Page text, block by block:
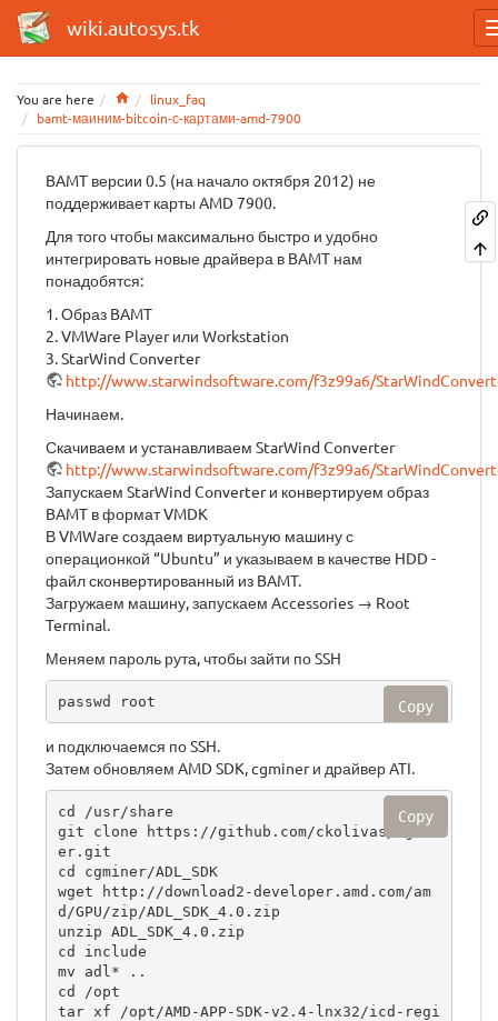
wiki.autosys.tk
You are here Homelinux_faq
bamt-маиним-bitcoin-с-картами-amd-7900
BAMT версии 0.5 (на начало октября 2012) не
поддерживает карты AMD 7900.
Для того чтобы максимально быстро и удобно
интегрировать новые драйвера в BAMT нам
понадобятся:
1. Образ BAMT
2. VMWare Player или Workstation
3. StarWind Converter
http://www.starwindsoftware.com/f3z99a6/
Начинаем.
Скачиваем и устанавливаем StarWind Converter
http://www.starwindsoftware.com/f3z99a6/
Запускаем StarWind Converter и конвертируем образ
BAMT в формат VMDK
В VMWare создаем виртуальную машину с
операционкой “Ubuntu” и указываем в качестве HDD -
файл сконвертированный из BAMT.
Загружаем машину, запускаем Accessories → Root
Terminal.
Меняем пароль рута, чтобы зайти по SSH
passwd root Copy
и подключаемся по SSH.
Затем обновляем AMD SDK, cgminer и драйвер ATI.
cd /usr/share
git clone https://github.com/ckolivas/cgmin
er.git
cd cgminer/ADL_SDK
wget http://download2-developer.amd.com/am
d/GPU/zip/ADL_SDK_4.0.zip
unzip ADL_SDK_4.0.zip
cd include
mv adl* ..
cd /opt
tar xf /opt/AMD-APP-SDK-v2.4-lnx32/icd-regi
Copy